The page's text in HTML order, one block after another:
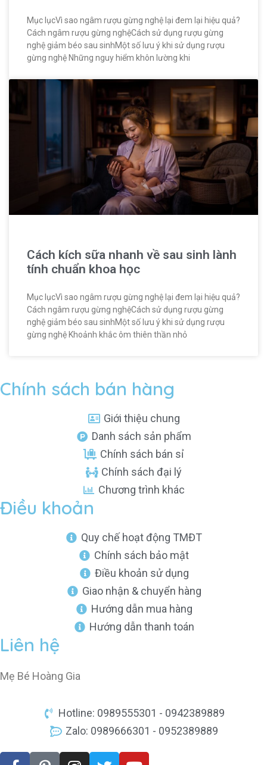
Mục lụcVì sao ngâm rượu gừng nghệ lại đem lại hiệu quả?
Cách ngâm rượu gừng nghệCách sử dụng rượu gừng
nghệ giảm béo sau sinhMột số lưu ý khi sử dụng rượu
gừng nghệ Những nguy hiểm khôn lường khi
Cách kích sữa nhanh về sau sinh lành
tính chuẩn khoa học
Mục lụcVì sao ngâm rượu gừng nghệ lại đem lại hiệu quả?
Cách ngâm rượu gừng nghệCách sử dụng rượu gừng
nghệ giảm béo sau sinhMột số lưu ý khi sử dụng rượu
gừng nghệ Khoảnh khắc ôm thiên thần nhỏ
Chính sách bán hàng
Giới thiệu chung
Danh sách sản phẩm
Chính sách bán sỉ
Chính sách đại lý
Chương trình khác
Điều khoản
Quy chế hoạt động TMĐT
Chính sách bảo mật
Điều khoản sử dụng
Giao nhận & chuyển hàng
Hướng dẫn mua hàng
Hướng dẫn thanh toán
Liên hệ
Mẹ Bé Hoàng Gia
Hotline: 0989555301 - 0942389889
Zalo: 0989666301 - 0952389889